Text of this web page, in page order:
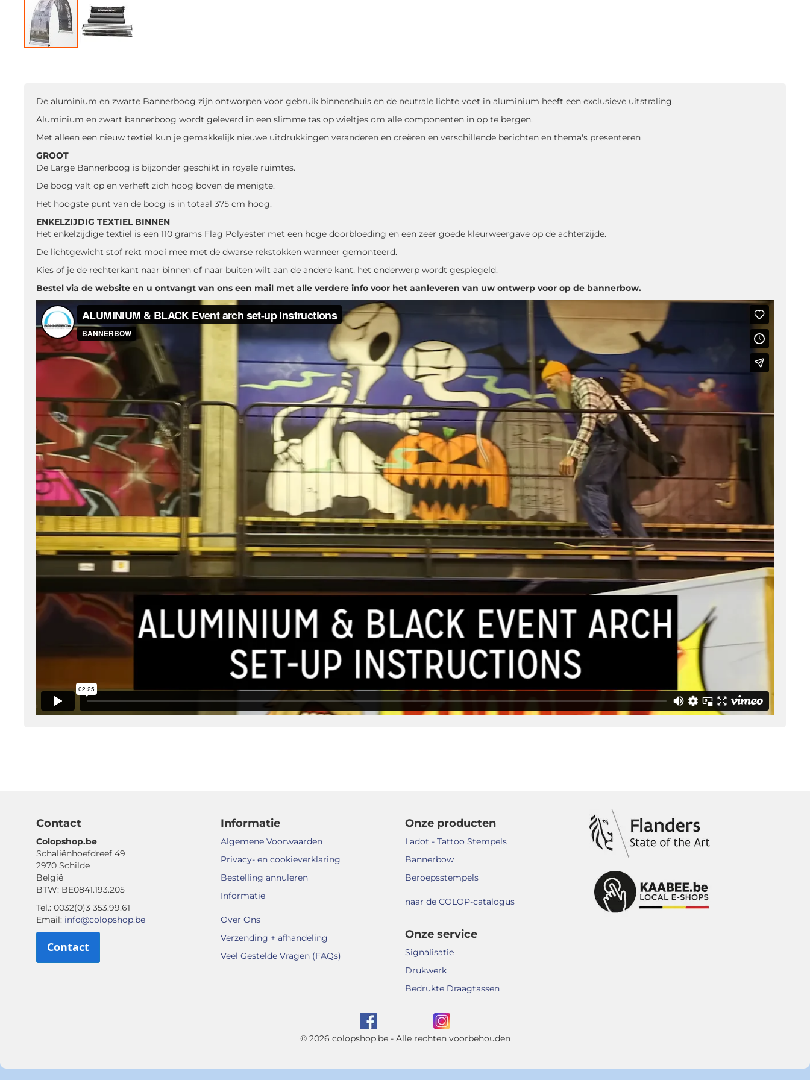
van
gallerij
De aluminium en zwarte Bannerboog zijn ontworpen voor gebruik binnenshuis en de neutrale lichte voet in aluminium heeft een exclusieve uitstraling.
Aluminium en zwart bannerboog wordt geleverd in een slimme tas op wieltjes om alle componenten in op te bergen.
Met alleen een nieuw textiel kun je gemakkelijk nieuwe uitdrukkingen veranderen en creëren en verschillende berichten en thema's presenteren
GROOT
De Large Bannerboog is bijzonder geschikt in royale ruimtes.
De boog valt op en verheft zich hoog boven de menigte.
Het hoogste punt van de boog is in totaal 375 cm hoog.
ENKELZIJDIG TEXTIEL BINNEN
Het enkelzijdige textiel is een 110 grams Flag Polyester met een hoge doorbloeding en een zeer goede kleurweergave op de achterzijde.
De lichtgewicht stof rekt mooi mee met de dwarse rekstokken wanneer gemonteerd.
Kies of je de rechterkant naar binnen of naar buiten wilt aan de andere kant, het onderwerp wordt gespiegeld.
Bestel via de website en u ontvangt van ons een mail met alle verdere info voor het aanleveren van uw ontwerp voor op de bannerbow.
Contact
Colopshop.be
Schaliënhoefdreef 49
2970 Schilde
België
BTW: BE0841.193.205
Tel.: 0032(0)3 353.99.61
Email: info@colopshop.be
Contact
Informatie
Algemene Voorwaarden
Privacy- en cookieverklaring
Bestelling annuleren
Informatie
Over Ons
Verzending + afhandeling
Veel Gestelde Vragen (FAQs)
Onze producten
Ladot - Tattoo Stempels
Bannerbow
Beroepsstempels
naar de COLOP-catalogus
Onze service
Signalisatie
Drukwerk
Bedrukte Draagtassen
© 2026 colopshop.be - Alle rechten voorbehouden